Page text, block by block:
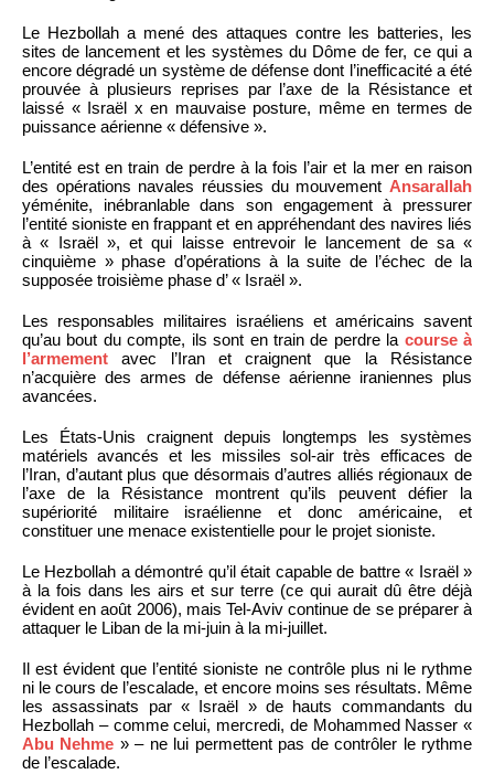
Le Hezbollah a mené des attaques contre les batteries, les
sites de lancement et les systèmes du Dôme de fer, ce qui a
encore dégradé un système de défense dont l’inefficacité a été
prouvée à plusieurs reprises par l’axe de la Résistance et
laissé « Israël x en mauvaise posture, même en termes de
puissance aérienne « défensive ».
L’entité est en train de perdre à la fois l’air et la mer en raison
des opérations navales réussies du mouvement Ansarallah
yéménite, inébranlable dans son engagement à pressurer
l’entité sioniste en frappant et en appréhendant des navires liés
à « Israël », et qui laisse entrevoir le lancement de sa «
cinquième » phase d’opérations à la suite de l’échec de la
supposée troisième phase d’ « Israël ».
Les responsables militaires israéliens et américains savent
qu’au bout du compte, ils sont en train de perdre la course à
l’armement avec l’Iran et craignent que la Résistance
n’acquière des armes de défense aérienne iraniennes plus
avancées.
Les États-Unis craignent depuis longtemps les systèmes
matériels avancés et les missiles sol-air très efficaces de
l’Iran, d’autant plus que désormais d’autres alliés régionaux de
l’axe de la Résistance montrent qu’ils peuvent défier la
supériorité militaire israélienne et donc américaine, et
constituer une menace existentielle pour le projet sioniste.
Le Hezbollah a démontré qu’il était capable de battre « Israël »
à la fois dans les airs et sur terre (ce qui aurait dû être déjà
évident en août 2006), mais Tel-Aviv continue de se préparer à
attaquer le Liban de la mi-juin à la mi-juillet.
Il est évident que l’entité sioniste ne contrôle plus ni le rythme
ni le cours de l’escalade, et encore moins ses résultats. Même
les assassinats par « Israël » de hauts commandants du
Hezbollah – comme celui, mercredi, de Mohammed Nasser «
Abu Nehme » – ne lui permettent pas de contrôler le rythme
de l’escalade.